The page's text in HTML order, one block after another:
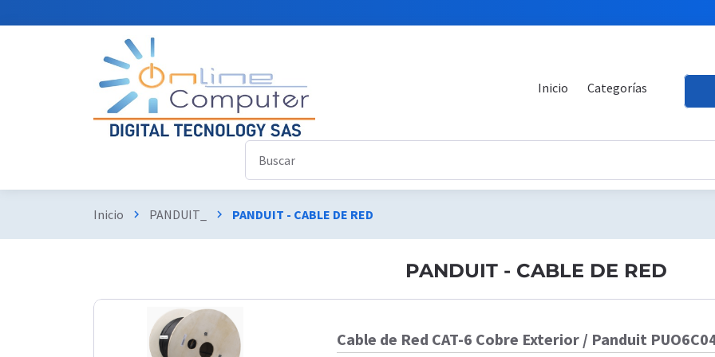
Inicio Categorías
Inicio chevron_right PANDUIT_ chevron_right PANDUIT - CABLE DE RED
PANDUIT - CABLE DE RED
Cable de Red CAT-6 Cobre Exterior / Panduit